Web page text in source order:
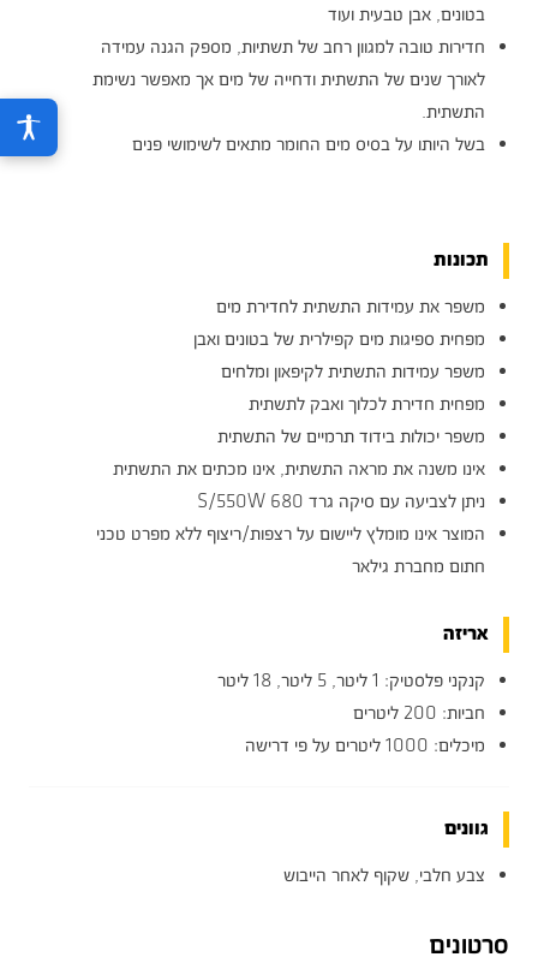
בטונים, אבן טבעית ועוד
חדירות טובה למגוון רחב של תשתיות, מספק הגנה עמידה
לאורך שנים של התשתית ודחייה של מים אך מאפשר נשימת
התשתית.
בשל היותו על בסיס מים החומר מתאים לשימושי פנים
תכונות
משפר את עמידות התשתית לחדירת מים
מפחית ספיגות מים קפילרית של בטונים ואבן
משפר עמידות התשתית לקיפאון ומלחים
מפחית חדירת לכלוך ואבק לתשתית
משפר יכולות בידוד תרמיים של התשתית
אינו משנה את מראה התשתית, אינו מכתים את התשתית
ניתן לצביעה עם סיקה גרד 680 S/550W
המוצר אינו מומלץ ליישום על רצפות/ריצוף ללא מפרט טכני
חתום מחברת גילאר
אריזה
קנקני פלסטיק: 1 ליטר, 5 ליטר, 18 ליטר
חביות: 200 ליטרים
מיכלים: 1000 ליטרים על פי דרישה
גוונים
צבע חלבי, שקוף לאחר הייבוש
סרטונים